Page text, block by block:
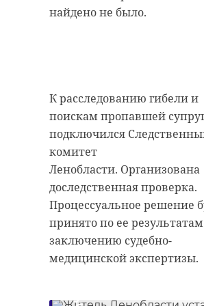
найдено не было.
К расследованию гибели и
поискам пропавшей
подключился
комитет
Ленобласти. Организована
доследственная проверка.
Процессуальное решение
принято по ее
заключению судебно-
медицинской экспертизы.
Житель
района Ленобласти
ремонт школы
Поделиться статьей:
доставленные
данную
при работе с
электронными
сервисами.
РКС-
Клиенты ООО «РКС-энерго»
задать любой